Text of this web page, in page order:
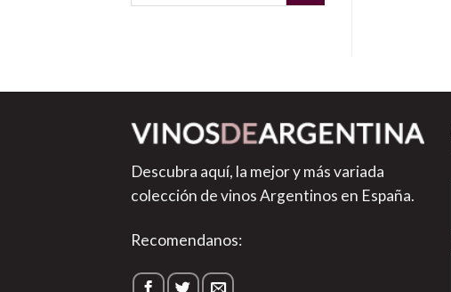
Descubra aquí, la mejor y más variada
colección de vinos Argentinos en España.
Recomendanos: